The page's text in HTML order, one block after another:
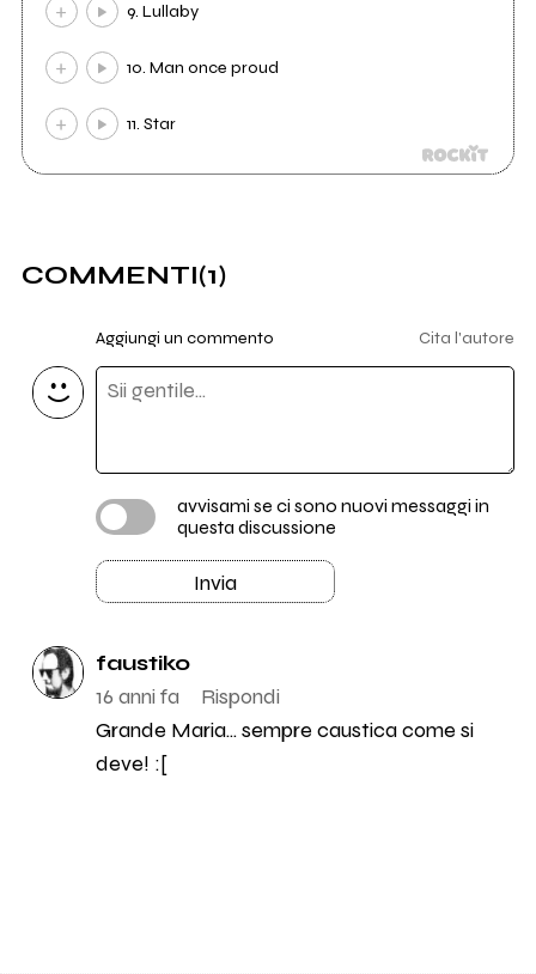
9. Lullaby
10. Man once proud
11. Star
COMMENTI(1)
Aggiungi un commento Cita l'autore
avvisami se ci sono nuovi messaggi in
questa discussione
Invia
faustiko
16 anni fa
Rispondi
Grande Maria... sempre caustica come si
deve! :[